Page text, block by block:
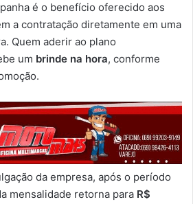
é o benefício oferecido aos
a contratação diretamente em uma
Quem aderir ao plano
um brinde na hora, conforme
da empresa, após o período
mensalidade retorna para R$